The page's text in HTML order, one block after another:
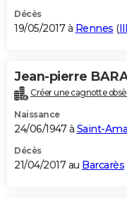
Décès
19/05/2017 à Rennes (
Jean-pierre
Créer une cagnotte
Naissance
24/06/1947 à Saint-
Décès
21/04/2017 au Barcarès